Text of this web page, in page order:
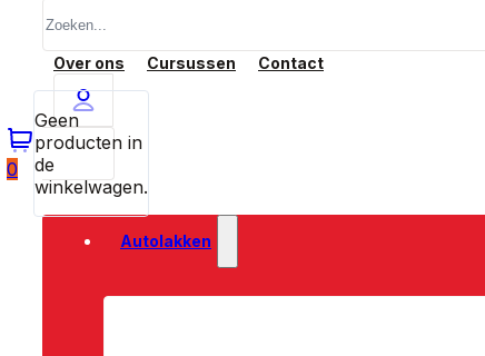
Over ons Cursussen Contact
0
Geen
producten in
de
winkelwagen.
Autolakken